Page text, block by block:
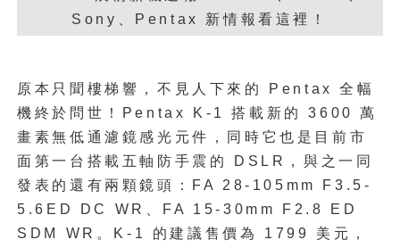
原本只聞樓梯響，不見人下來的 Pentax 全幅
機終於問世！Pentax K-1 搭載新的 3600 萬
畫素無低通濾鏡感光元件，同時它也是目前市
面第一台搭載五軸防手震的 DSLR，與之一同
發表的還有兩顆鏡頭：
FA 28-105mm F3.5-
5.6ED DC WR、FA 15-30mm F2.8 ED
SDM WR。K-1 的建議售價為 1799 美元，